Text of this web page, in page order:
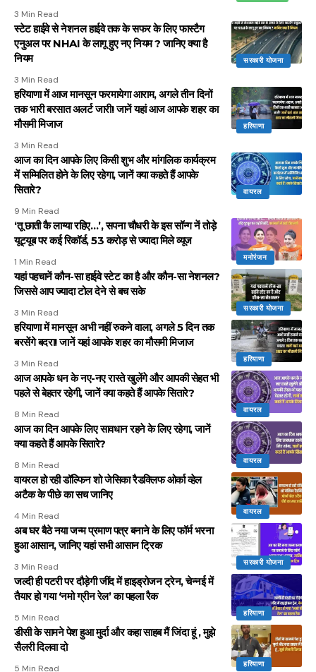
3 Min Read
सरकारी योजना
स्टेट हाईवे से नेशनल हाईवे तक के सफर के लिए फास्टैग
एनुअल पर NHAI के लागू हुए नए नियम ? जानिए क्या है
नियम
3 Min Read
हरियाणा
हरियाणा में आज मानसून फरमायेगा आराम, अगले तीन दिनों
तक भारी बरसात अलर्ट जारी! जानें यहां आज आपके शहर का
मौसमी मिजाज
3 Min Read
वायरल
आज का दिन आपके लिए किसी शुभ और मांगलिक कार्यक्रम
में सम्मिलित होने के लिए रहेगा, जानें क्या कहते हैं आपके
सितारे?
9 Min Read
मनोरंजन
‘तू छाती कै लाग्या रहिए…’, सपना चौधरी के इस सॉन्ग नें तोड़े
यूट्यूब पर कई रिकॉर्ड, 53 करोड़ से ज्यादा मिले व्यूज
1 Min Read
सरकारी योजना
यहां पहचानें कौन-सा हाईवे स्टेट का है और कौन-सा नेशनल?
जिससे आप ज्यादा टोल देने से बच सके
3 Min Read
हरियाणा
हरियाणा में मानसून अभी नहीं रुकने वाला, अगले 5 दिन तक
बरसेंगे बदरा! जानें यहां आपके शहर का मौसमी मिजाज
3 Min Read
वायरल
आज आपके धन के नए-नए रास्ते खुलेंगे और आपकी सेहत भी
पहले से बेहतर रहेगी, जानें क्या कहते हैं आपके सितारे?
8 Min Read
वायरल
आज का दिन आपके लिए सावधान रहने के लिए रहेगा, जानें
क्या कहते हैं आपके सितारे?
8 Min Read
वायरल
वायरल हो रही डॉल्फिन शो जेसिका रैडक्लिफ ओर्का व्हेल
अटैक के पीछे का सच जानिए
4 Min Read
सरकारी योजना
अब घर बैठे नया जन्म प्रमाण पत्र बनाने के लिए फॉर्म भरना
हुआ आसान, जानिए यहां सभी आसान ट्रिक
3 Min Read
हरियाणा
जल्दी ही पटरी पर दौड़ेगी जींद में हाइड्रोजन ट्रेन, चेन्नई में
तैयार हो गया ‘नमो ग्रीन रेल’ का पहला रैक
5 Min Read
हरियाणा
डीसी के सामने पेश हुआ मुर्दा और कहा साहब मैं जिंदा हूं , मुझे
सैलरी दिलवा दो
5 Min Read